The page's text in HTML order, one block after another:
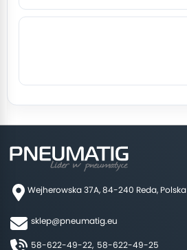
Wejherowska 37A, 84-240 Reda, Polska
sklep@pneumatig.eu
58-622-49-22, 58-622-49-25